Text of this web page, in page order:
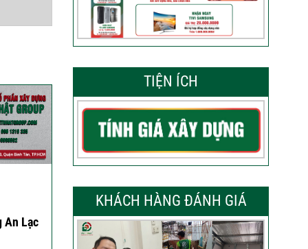
An Lạc
TIỆN ÍCH
KHÁCH HÀNG ĐÁNH GIÁ